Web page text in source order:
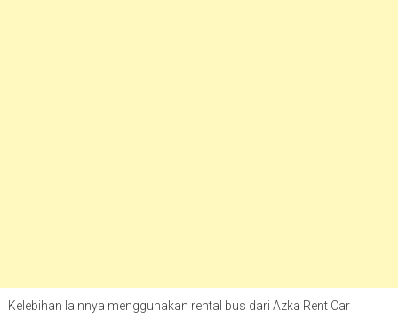
Kelebihan lainnya menggunakan rental bus dari Azka Rent Car